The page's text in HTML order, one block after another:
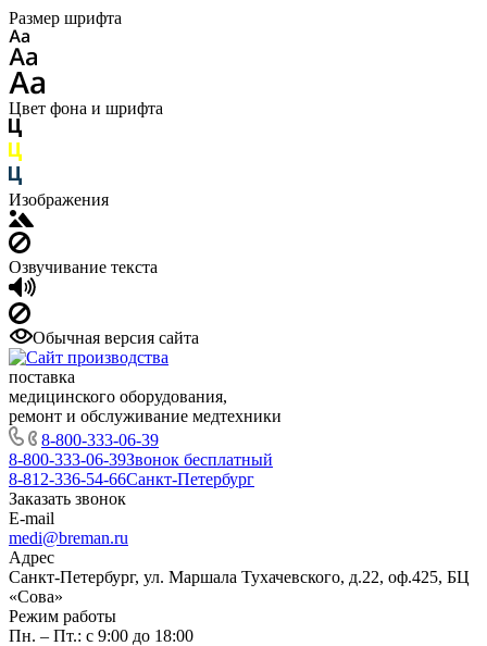
Размер шрифта
Цвет фона и шрифта
Изображения
Озвучивание текста
Обычная версия сайта
поставка
медицинского оборудования,
ремонт и обслуживание медтехники
8-800-333-06-39
8-800-333-06-39Звонок бесплатный
8-812-336-54-66Санкт-Петербург
Заказать звонок
E-mail
medi@breman.ru
Адрес
Санкт-Петербург, ул. Маршала Тухачевского, д.22, оф.425, БЦ
«Сова»
Режим работы
Пн. – Пт.: с 9:00 до 18:00